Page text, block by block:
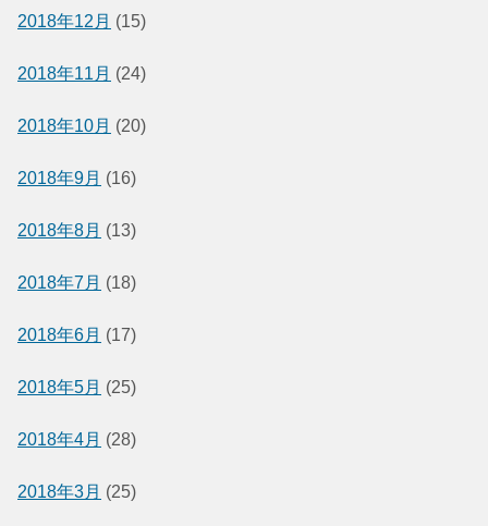
2018年12月 (15)
2018年11月 (24)
2018年10月 (20)
2018年9月 (16)
2018年8月 (13)
2018年7月 (18)
2018年6月 (17)
2018年5月 (25)
2018年4月 (28)
2018年3月 (25)